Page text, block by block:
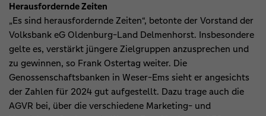
Herausfordernde Zeiten
„Es sind herausfordernde Zeiten“, betonte der Vorstand der
Volksbank eG Oldenburg-Land Delmenhorst. Insbesondere
gelte es, verstärkt jüngere Zielgruppen anzusprechen und
zu gewinnen, so Frank Ostertag weiter. Die
Genossenschaftsbanken in Weser-Ems sieht er angesichts
der Zahlen für 2024 gut aufgestellt. Dazu trage auch die
AGVR bei, über die verschiedene Marketing- und